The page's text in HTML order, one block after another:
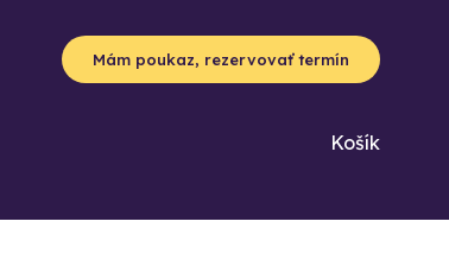
Mám poukaz, rezervovať termín
Košík